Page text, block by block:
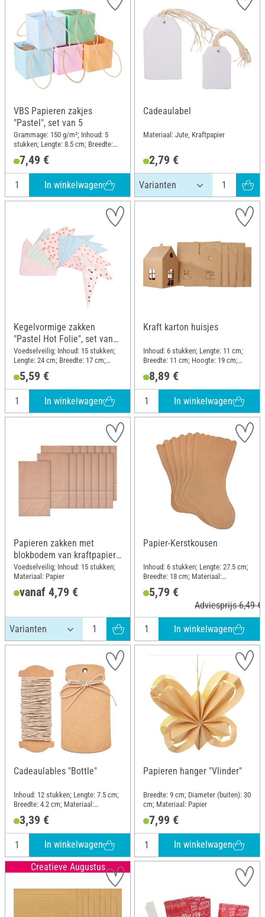
VBS Papieren zakjes
"Pastel", set van 5
Grammage: 150 g/m²; Inhoud: 5
stukken; Lengte: 8.5 cm; Breedte:
Papier
7,49 €
In winkelwagen
Cadeaulabel
Materiaal: Jute, Kraftpapier
2,79 €
Kegelvormige zakken
"Pastel Hot Folie", set van
15
Voedselveilig; Inhoud: 15 stukken;
Lengte: 24 cm; Breedte: 17 cm;
5,59 €
In winkelwagen
Kraft karton huisjes
Inhoud: 6 stukken; Lengte: 11 cm;
Breedte: 11 cm; Hoogte: 19 cm;
8,89 €
In winkelwagen
Papieren zakken met
blokbodem van kraftpapier,
15 stuks
Voedselveilig; Inhoud: 15 stukken;
Materiaal: Papier
vanaf 4,79 €
Papier-Kerstkousen
Inhoud: 6 stukken; Lengte: 27.5 cm;
Breedte: 18 cm; Materiaal:
5,79 €
Adviesprijs 6,49 €
In winkelwagen
Cadeaulables "Bottle"
Inhoud: 12 stukken; Lengte: 7.5 cm;
Breedte: 4.2 cm; Materiaal:
3,39 €
In winkelwagen
Papieren hanger "Vlinder"
Breedte: 9 cm; Diameter (buiten): 30
cm; Materiaal: Papier
7,99 €
In winkelwagen
Creatieve Augustus